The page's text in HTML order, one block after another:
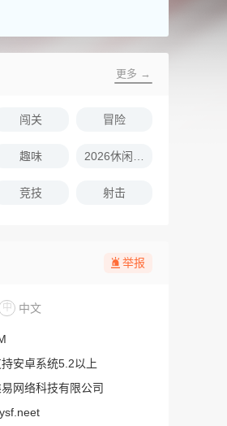
更多 →
闯关 冒险
趣味
竞技 射击
举报
中 中文
安卓系统5.2以上
网络科技有限公司